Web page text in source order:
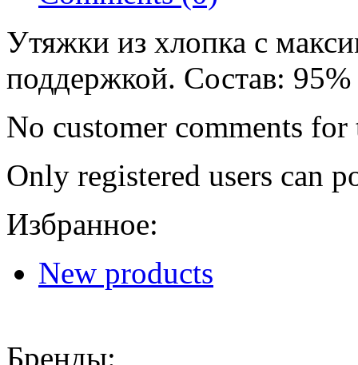
Утяжки из хлопка с
поддержкой. Состав:
No customer comments for
Only registered users can
Избранное:
New products
Бренды: